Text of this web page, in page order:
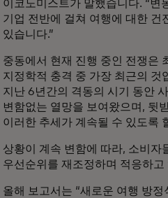
이코노미스트가 말했습니다. “변
기업 전반에 걸쳐 여행에 대한 건
있습니다.”
중동에서 현재 진행 중인 전쟁은
지정학적 충격 중 가장 최근의
지난 6년간의 격동의 시기 동안
변함없는 열망을 보여왔으며, 뒷
이러한 추세가 계속될 수 있도록
상황이 계속 변함에 따라, 소비자
우선순위를 재조정하며 적응하
올해 보고서는 “새로운 여행 방정